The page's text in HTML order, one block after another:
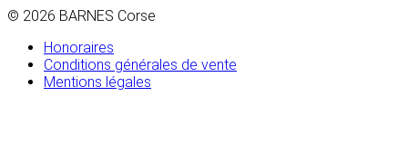
© 2026 BARNES Corse
Honoraires
Conditions générales de vente
Mentions légales